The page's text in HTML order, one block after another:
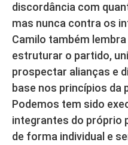
discordância com
mas nunca contra os
Camilo também
estruturar o partido,
prospectar alianças e
base nos princípios da
Podemos tem sido
integrantes do próprio
de forma individual e